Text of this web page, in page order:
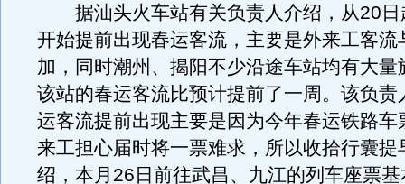
据汕头火车站有关负责人介绍，从20日
开始提前出现春运客流，主要是外来工客流
加，同时潮州、揭阳不少沿途车站均有大量
该站的春运客流比预计提前了一周。该负责
运客流提前出现主要是因为今年春运铁路车
来工担心届时将一票难求，所以收拾行囊提
绍，本月26日前往武昌、九江的列车座票